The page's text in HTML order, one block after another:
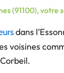
(91100), votre
dans
voisines